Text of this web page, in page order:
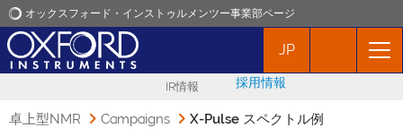
オックスフォード・インストゥルメンツー事業部ページ
オックスフォード・インストゥルメンツ
JP
IR情報 採用情報
卓上型NMR Campaigns X-Pulse スペクトル例